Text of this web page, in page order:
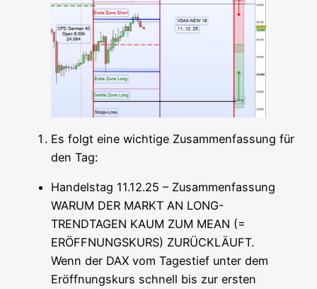
Es folgt eine wich­ti­ge Zusam­men­fas­sung für
den Tag:
Han­dels­tag 11.12.25 – Zusam­men­fas­sung
WARUM DER MARKT AN LONG-
TRENDTAGEN KAUM ZUM MEAN (=
ERÖFFNUNGSKURS) ZURÜCKLÄUFT.
Wenn der DAX vom Tages­tief unter dem
Eröff­nungs­kurs schnell bis zur ers­ten